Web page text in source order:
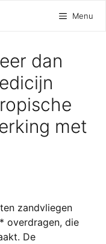
Menu
dan
met
zandvliegen
overdragen, die
De